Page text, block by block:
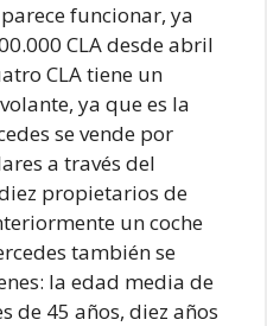
funcionar, ya
CLA desde abril
CLA tiene un
ya que es la
se vende por
a través del
propietarios de
un coche
también se
la edad media de
de 45 años, diez años